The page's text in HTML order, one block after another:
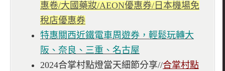
惠卷/大國藥妝/AEON優惠券/日本機場免
稅店優惠券
特惠關西近鐵電車周遊券，輕鬆玩轉大
阪、奈良、三重、名古屋
2024合掌村點燈當天細節分享//合掌村點